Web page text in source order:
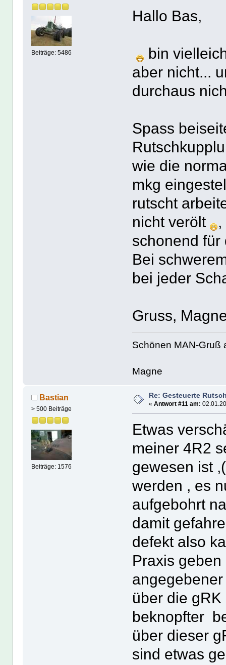
Beiträge: 5486
Hallo Bas,
bin
aber nicht...
durchaus
Spass
wie die
mkg
rutscht
nicht verölt
schonend
Bei
bei jeder
Gruss,
Schönen MAN-Gruß
Magne
Bastian
> 500 Beiträge
Beiträge: 1576
Re: Gesteuerte
« Antwort #11 am:
Etwas
meiner 4R2
gewesen ist
werden , es
aufgebohrt
damit
defekt also
Praxis
über die
beknopfter
über dieser
sind etwas